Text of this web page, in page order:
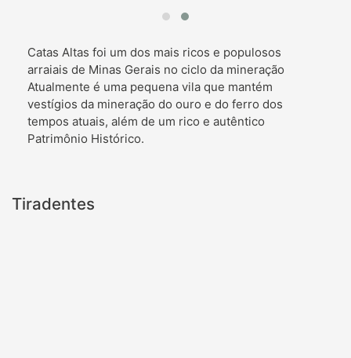
Catas Altas foi um dos mais ricos e populosos
arraiais de Minas Gerais no ciclo da mineração
Atualmente é uma pequena vila que mantém
vestígios da mineração do ouro e do ferro dos
tempos atuais, além de um rico e autêntico
Patrimônio Histórico.
Tiradentes